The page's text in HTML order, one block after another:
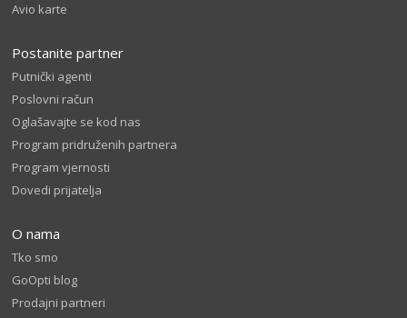
Avio karte
Postanite partner
Putnički agenti
Poslovni račun
Oglašavajte se kod nas
Program pridruženih partnera
Program vjernosti
Dovedi prijatelja
O nama
Tko smo
GoOpti blog
Prodajni partneri